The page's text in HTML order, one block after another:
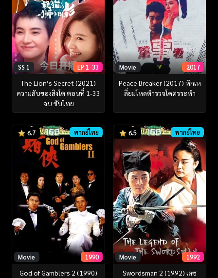
SS 1 EP 1-33
The Lion’s Secret (2021)
ความลับของสิงโต ตอนที่ 1-33
จบ ซับไทย
Movie 2017
Peace Breaker (2017) หักเห
ลี่ยมโหดตำรวจโคตรระห่ำ
6.7 พากย์ไทย
Movie 1990
God of Gamblers 2 (1990)
6.5 พากย์ไทย
Movie 1992
Swordsman 2 (1992) เดช